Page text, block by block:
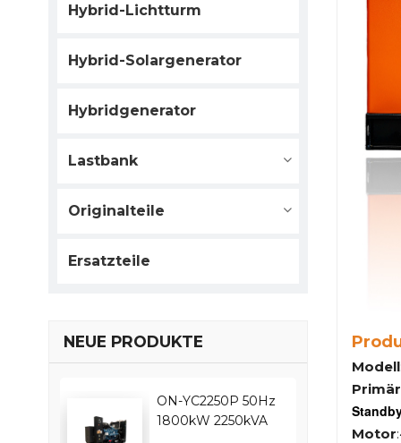
Hybrid-Lichtturm
Hybrid-Solargenerator
Hybridgenerator
Lastbank
Originalteile
Ersatzteile
NEUE PRODUKTE
ON-YC2250P 50Hz
1800kW 2250kVA
Modell
Motor